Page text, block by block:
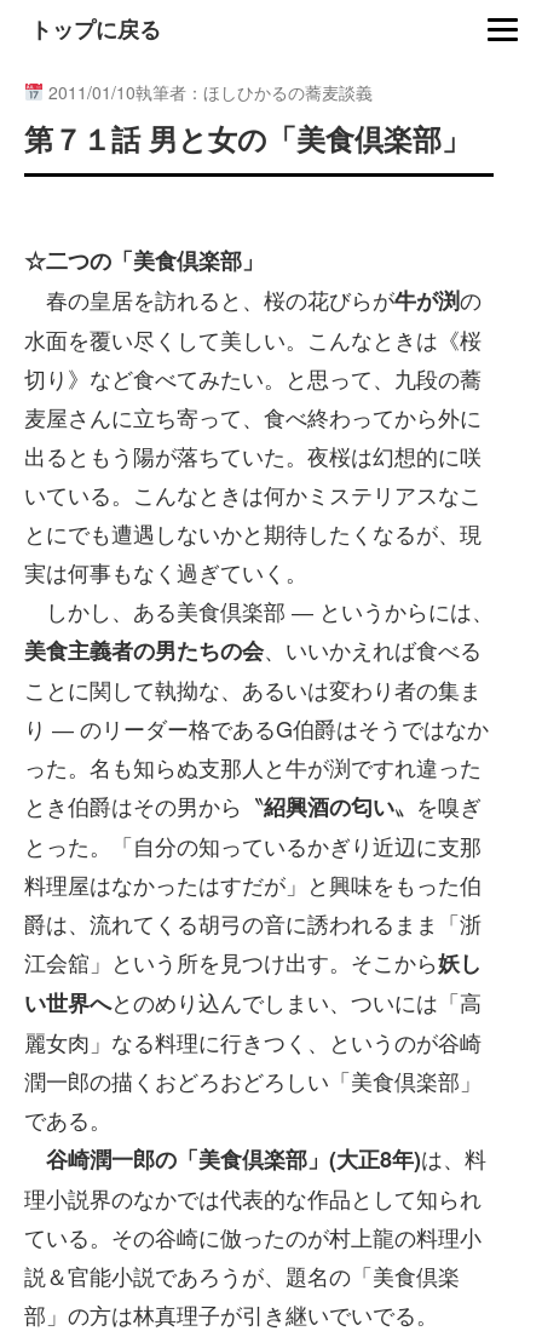
トップに戻る
2011/01/10執筆者：ほしひかるの蕎麦談義
第７１話 男と女の「美食倶楽部」
☆二つの「美食倶楽部」
春の皇居を訪れると、桜の花びらが牛が渕の
水面を覆い尽くして美しい。こんなときは《桜
切り》など食べてみたい。と思って、九段の蕎
麦屋さんに立ち寄って、食べ終わってから外に
出るともう陽が落ちていた。夜桜は幻想的に咲
いている。こんなときは何かミステリアスなこ
とにでも遭遇しないかと期待したくなるが、現
実は何事もなく過ぎていく。
しかし、ある美食倶楽部 ― というからには、
美食主義者の男たちの会、いいかえれば食べる
ことに関して執拗な、あるいは変わり者の集ま
り ― のリーダー格であるG伯爵はそうではなか
った。名も知らぬ支那人と牛が渕ですれ違った
とき伯爵はその男から〝紹興酒の匂い〟を嗅ぎ
とった。「自分の知っているかぎり近辺に支那
料理屋はなかったはすだが」と興味をもった伯
爵は、流れてくる胡弓の音に誘われるまま「浙
江会舘」という所を見つけ出す。そこから妖し
い世界へとのめり込んでしまい、ついには「高
麗女肉」なる料理に行きつく、というのが谷崎
潤一郎の描くおどろおどろしい「美食倶楽部」
である。
谷崎潤一郎の「美食倶楽部」(大正8年)は、料
理小説界のなかでは代表的な作品として知られ
ている。その谷崎に倣ったのが村上龍の料理小
説＆官能小説であろうが、題名の「美食倶楽
部」の方は林真理子が引き継いでいでる。